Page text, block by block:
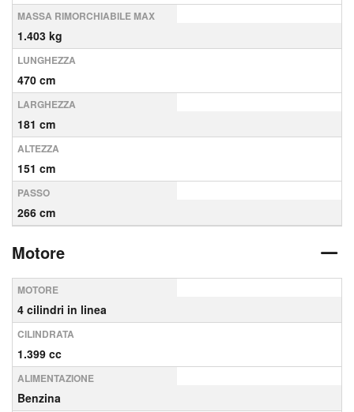
MASSA RIMORCHIABILE MAX
1.403 kg
LUNGHEZZA
470 cm
LARGHEZZA
181 cm
ALTEZZA
151 cm
PASSO
266 cm
Motore
MOTORE
4 cilindri in linea
CILINDRATA
1.399 cc
ALIMENTAZIONE
Benzina